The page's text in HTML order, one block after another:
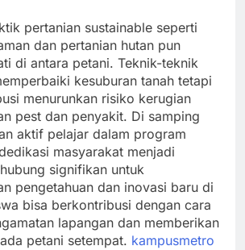
pertanian sustainable seperti
dan pertanian hutan pun
di antara petani. Teknik-teknik
kesuburan tanah tetapi
menurunkan risiko kerugian
pest dan penyakit. Di samping
aktif pelajar dalam program
masyarakat menjadi
signifikan untuk
pengetahuan dan inovasi baru di
bisa berkontribusi dengan cara
lapangan dan memberikan
petani setempat. kampusmetro